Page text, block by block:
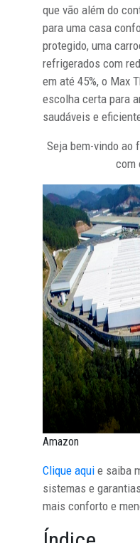
que vão além do
para uma casa
protegido, uma
refrigerados com
em até 45%, o Max
escolha certa para
saudáveis e
Seja bem-vindo ao
com
Amazon
Clique aqui e saiba
sistemas e
mais conforto e